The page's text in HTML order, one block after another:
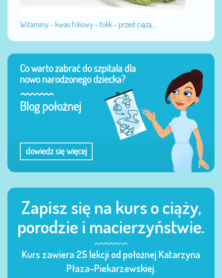
Witaminy - kwas foliowy - folik - przed ciążą...
Co warto zabrać do szpitala dla
nowo narodzonego dziecka?
Blog położnej
dowiedz się więcej
Zapisz się na kurs o ciąży,
porodzie i macierzyństwie.
Kurs zawiera 25 lekcji od położnej Katarzyna
Płaza-Piekarzewskiej.